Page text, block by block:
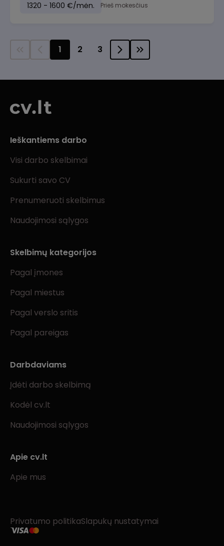
1320 - 1600 €/mėn. Prieš mokesčius
1 2 3
Ieškantiems darbo
Visi darbo skelbimai
Sukurti savo CV
Prenumeruoti skelbimus
Naudojimosi sąlygos
Skelbimų kategorijos
Pagal įmones
Pagal miestus
Pagal verslo sritis
Pagal pareigas
Darbdaviams
Įdėti darbo skelbimą
Kodėl cv.lt
Naudojimosi sąlygos
Apie cv.lt
Apie mus
Privatumo politikaSlapukų nustatymai